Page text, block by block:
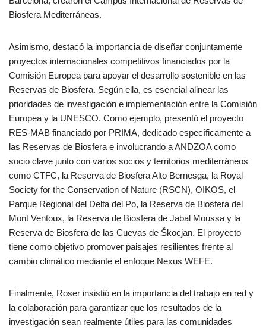
Biosfera Mediterráneas.
Asimismo, destacó la importancia de diseñar conjuntamente
proyectos internacionales competitivos financiados por la
Comisión Europea para apoyar el desarrollo sostenible en las
Reservas de Biosfera. Según ella, es esencial alinear las
prioridades de investigación e implementación entre la Comisión
Europea y la UNESCO. Como ejemplo, presentó el proyecto
RES-MAB financiado por PRIMA, dedicado específicamente a
las Reservas de Biosfera e involucrando a ANDZOA como
socio clave junto con varios socios y territorios mediterráneos
como CTFC, la Reserva de Biosfera Alto Bernesga, la Royal
Society for the Conservation of Nature (RSCN), OIKOS, el
Parque Regional del Delta del Po, la Reserva de Biosfera del
Mont Ventoux, la Reserva de Biosfera de Jabal Moussa y la
Reserva de Biosfera de las Cuevas de Škocjan. El proyecto
tiene como objetivo promover paisajes resilientes frente al
cambio climático mediante el enfoque Nexus WEFE.
Finalmente, Roser insistió en la importancia del trabajo en red y
la colaboración para garantizar que los resultados de la
investigación sean realmente útiles para las comunidades